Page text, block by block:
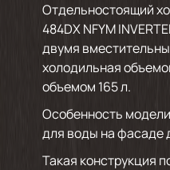
Отдельностоящий
484DX NFYM
двумя
холодильная
объемом 165 л.
Особенность
для воды на фасаде
Такая конструкция